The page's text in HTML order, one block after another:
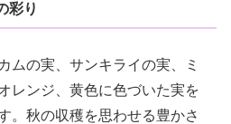
彩り
ムの実、サンキライの実、ミ
レンジ、黄色に色づいた実を
。秋の収穫を思わせる豊かさ